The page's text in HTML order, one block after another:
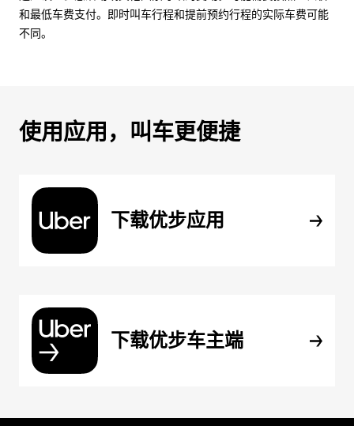
和最低车费支付。即时叫车行程和提前预约行程的实际车费可能
不同。
使用应用，叫车更便捷
下载优步应用
下载优步车主端